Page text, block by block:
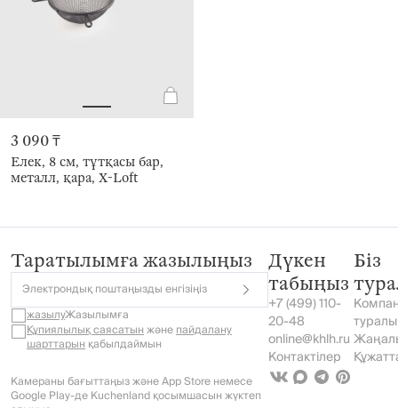
3 090 ₸
Елек, 8 см, тұтқасы бар,
металл, қара, X-Loft
Таратылымға жазылыңыз
Электрондық поштаңызды енгізіңіз
жазылуЖазылымға
Құпиялылық саясатынжәнепайдалану
шарттарынқабылдаймын
Камераны бағыттаңыз және App Store немесе
Google Play-де Kuchenland қосымшасын жүктеп
Дүкен
табыңыз
+7 (499) 110-
20-48
online@khlh.ru
Контактілер
Біз
туралы